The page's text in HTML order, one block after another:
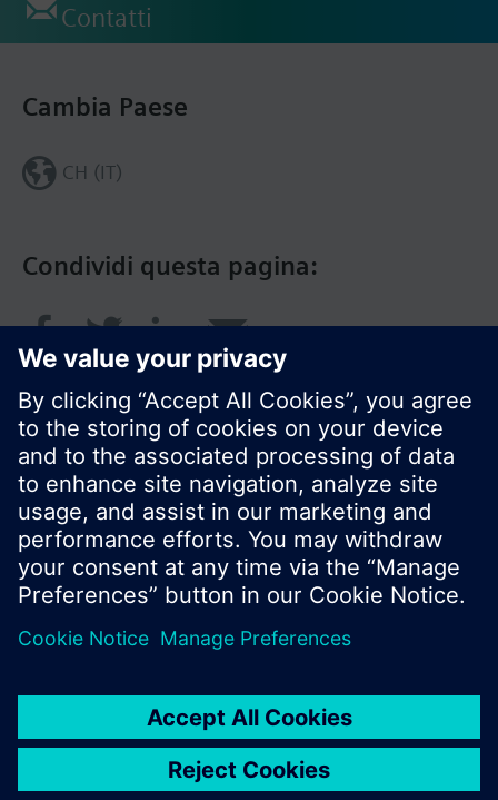
Contatti
Condividi questa pagina:
Cambia Paese
CH (IT)
© Siemens Switzerland Ltd. 2018
I prodotti e i pressi possono variare a seconda del
Termini d'utilizzo